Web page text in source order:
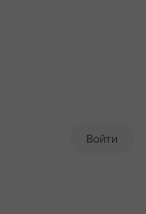
Войти